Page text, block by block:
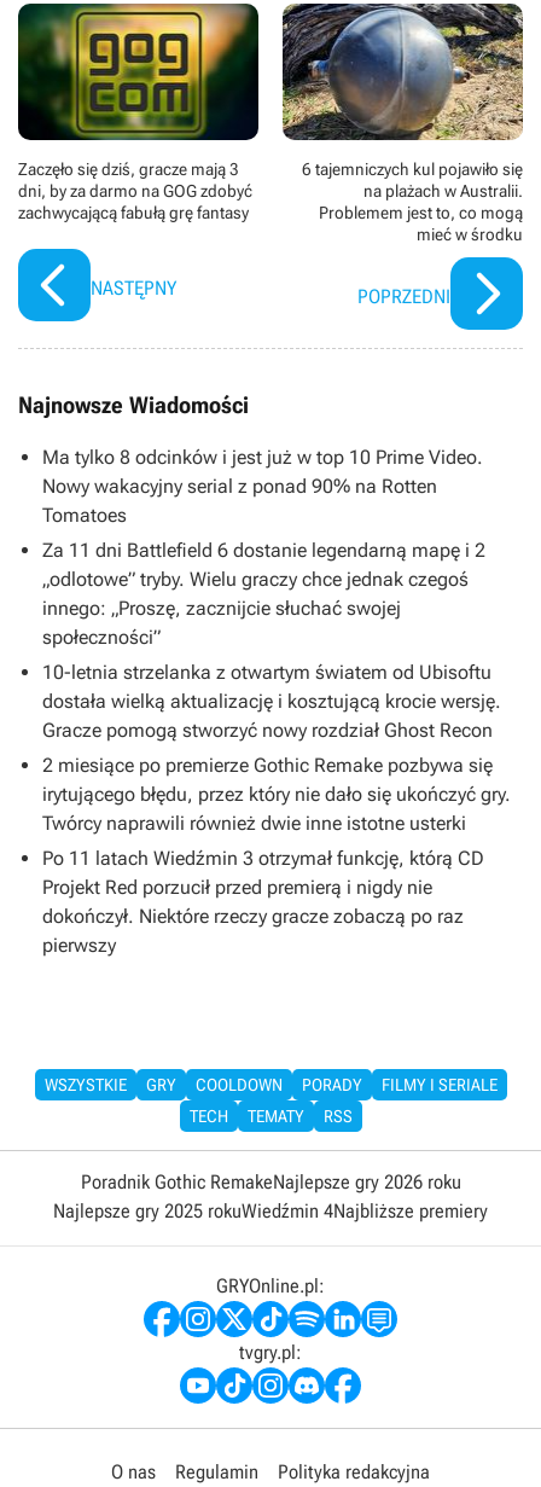
Zaczęło się dziś, gracze mają 3
dni, by za darmo na GOG zdobyć
zachwycającą fabułą grę fantasy
NASTĘPNY
6 tajemniczych kul pojawiło się
na plażach w Australii.
Problemem jest to, co mogą
mieć w środku
POPRZEDNI
Najnowsze Wiadomości
Ma tylko 8 odcinków i jest już w top 10 Prime Video.
Nowy wakacyjny serial z ponad 90% na Rotten
Tomatoes
Za 11 dni Battlefield 6 dostanie legendarną mapę i 2
„odlotowe” tryby. Wielu graczy chce jednak czegoś
innego: „Proszę, zacznijcie słuchać swojej
społeczności”
10-letnia strzelanka z otwartym światem od Ubisoftu
dostała wielką aktualizację i kosztującą krocie wersję.
Gracze pomogą stworzyć nowy rozdział Ghost Recon
2 miesiące po premierze Gothic Remake pozbywa się
irytującego błędu, przez który nie dało się ukończyć gry.
Twórcy naprawili również dwie inne istotne usterki
Po 11 latach Wiedźmin 3 otrzymał funkcję, którą CD
Projekt Red porzucił przed premierą i nigdy nie
dokończył. Niektóre rzeczy gracze zobaczą po raz
pierwszy
WSZYSTKIE GRY COOLDOWN PORADY
FILMY I SERIALE
TECH
TEMATY RSS
Poradnik Gothic RemakeNajlepsze gry 2026 roku
Najlepsze gry 2025 rokuWiedźmin 4Najbliższe premiery
GRYOnline.pl:
tvgry.pl:
O nas Regulamin Polityka redakcyjna